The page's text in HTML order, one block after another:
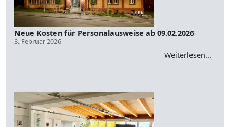
Neue Kosten für Personalausweise ab 09.02.2026
3. Februar 2026
Weiterlesen...